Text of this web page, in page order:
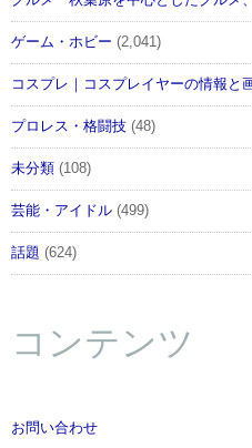
ゲーム・ホビー (2,041)
コスプレ｜コスプレイヤーの情報と
プロレス・格闘技 (48)
未分類 (108)
芸能・アイドル (499)
話題 (624)
コンテンツ
お問い合わせ